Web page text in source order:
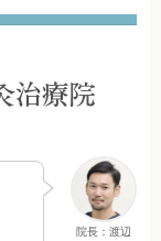
院長：渡辺